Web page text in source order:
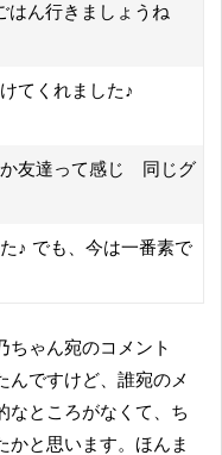
ん行きましょうね
てくれました♪
か友達って感じ 同じグ
♪ でも、今は一番素で
ちゃん宛のコメント
んですけど、誰宛のメ
なところがなくて、ち
かと思います。ほんま